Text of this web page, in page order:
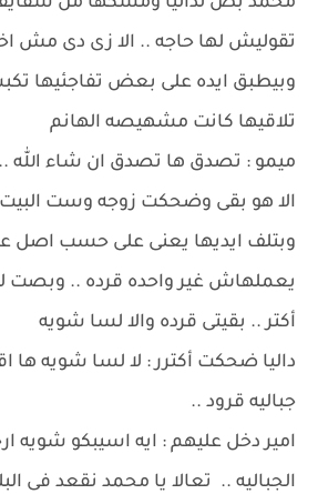
تقوليش لها حاجه .. الا زى دى مش
وبيطبق ايده على بعض تفاجئيها
تلاقيها كانت مشهيصه الهانم
ميمو : تصدق ها تصدق ان شاء الله
الا هو بقى وضحكت زوجه وست البيت
وبتلف ايديها يعنى على حسب اصل
يعملهاش غير واحده قرده .. وبصت
أكتر .. بقيتى قرده والا لسا شويه
داليا ضحكت أكترر : لا لسا شويه ها
جباليه قرود ..
امير دخل عليهم : ايه اسيبكو شويه
الجباليه .. تعالا يا محمد نقعد فى